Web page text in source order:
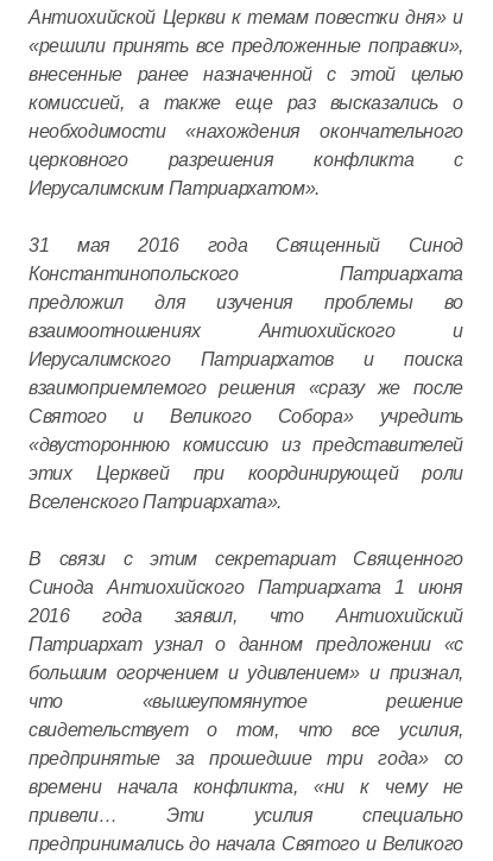
Антиохийской Церкви к темам повестки дня» и
«решили принять все предложенные поправки»,
внесенные ранее назначенной с этой целью
комиссией, а также еще раз высказались о
необходимости «нахождения окончательного
церковного разрешения конфликта с
Иерусалимским Патриархатом».
31 мая 2016 года Священный Синод
Константинопольского Патриархата
предложил для изучения проблемы во
взаимоотношениях Антиохийского и
Иерусалимского Патриархатов и поиска
взаимоприемлемого решения «сразу же после
Святого и Великого Собора» учредить
«двустороннюю комиссию из представителей
этих Церквей при координирующей роли
Вселенского Патриархата».
В связи с этим секретариат Священного
Синода Антиохийского Патриархата 1 июня
2016 года заявил, что Антиохийский
Патриархат узнал о данном предложении «с
большим огорчением и удивлением» и признал,
что «вышеупомянутое решение
свидетельствует о том, что все усилия,
предпринятые за прошедшие три года» со
времени начала конфликта, «ни к чему не
привели… Эти усилия специально
предпринимались до начала Святого и Великого